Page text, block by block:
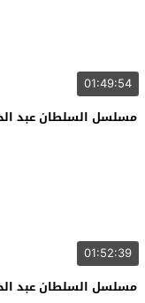
01:49:54
مسلسل السلطان عبد
01:52:39
مسلسل السلطان عبد